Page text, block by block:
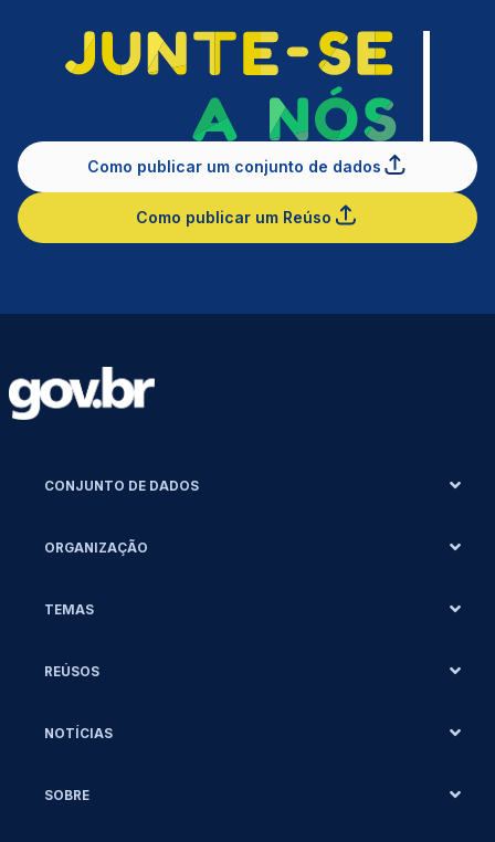
Como publicar um conjunto de dados
Como publicar um Reúso
CONJUNTO DE DADOS
ORGANIZAÇÃO
TEMAS
REÚSOS
NOTÍCIAS
SOBRE